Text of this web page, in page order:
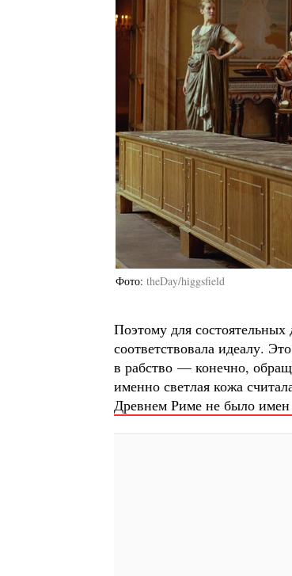
Фото theDay/higgsfield
Поэтому для
соответствовала идеалу.
в рабство — конечно,
именно светлая кожа
Древнем Риме не было